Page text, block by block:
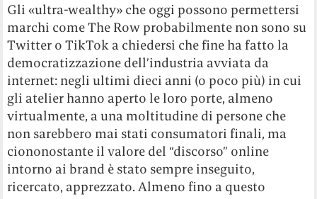
Gli «ultra-wealthy» che oggi possono permettersi
marchi come The Row probabilmente non sono su
Twitter o TikTok a chiedersi che fine ha fatto la
democratizzazione dell’industria avviata da
internet: negli ultimi dieci anni (o poco più) in cui
gli atelier hanno aperto le loro porte, almeno
virtualmente, a una moltitudine di persone che
non sarebbero mai stati consumatori finali, ma
ciononostante il valore del “discorso” online
intorno ai brand è stato sempre inseguito,
ricercato, apprezzato. Almeno fino a questo